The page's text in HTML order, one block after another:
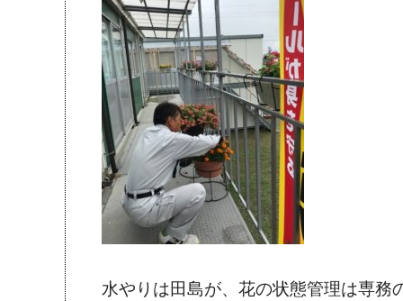
水やりは田島が、花の状態管理は専務